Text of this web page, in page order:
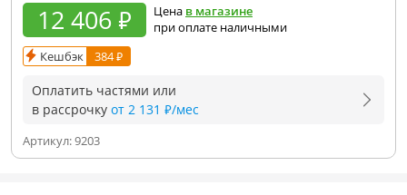
12 406 ₽ Цена в магазине
при оплате наличными
Кешбэк
384 ₽
Оплатить частями или
в рассрочку от 2 131 ₽/мес
Артикул:9203